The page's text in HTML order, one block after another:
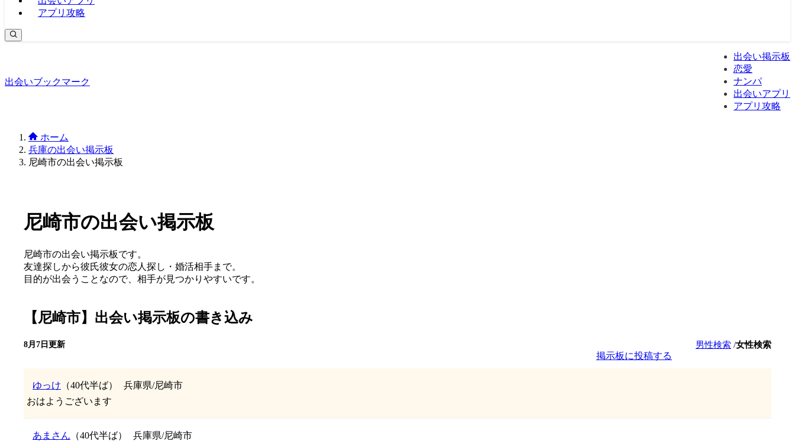
アプリ攻略
出会いブックマーク
出会い掲示板
恋愛
ナンパ
出会いアプリ
アプリ攻略
ホーム
兵庫の出会い掲示板
尼崎市の出会い掲示板
尼崎市の出会い掲示板
尼崎市の出会い掲示板です。
友達探しから彼氏彼女の恋人探し・婚活相手まで。
目的が出会うことなので、相手が見つかりやすいです。
【尼崎市】出会い掲示板の書き込み
8月7日更新 男性検索 /女性検索
掲示板に投稿する
ゆっけ （40代半ば）
兵庫県/尼崎市
おはようございます
あまさん （40代半ば）
兵庫県/尼崎市